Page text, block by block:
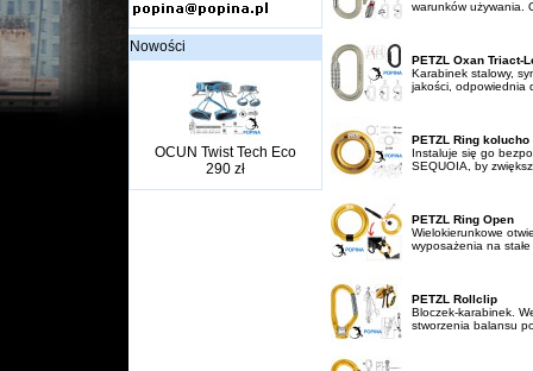
Nowości
OCUN Twist Tech Eco
290 zł
warunków używania.
PETZL Oxan Triact-
Karabinek stalowy,
jakości, odpowiednia
PETZL Ring kolucho
Instaluje się go
SEQUOIA, by
PETZL Ring Open
Wielokierunkowe
wyposażenia na stałe
PETZL Rollclip
Bloczek-karabinek.
stworzenia balansu